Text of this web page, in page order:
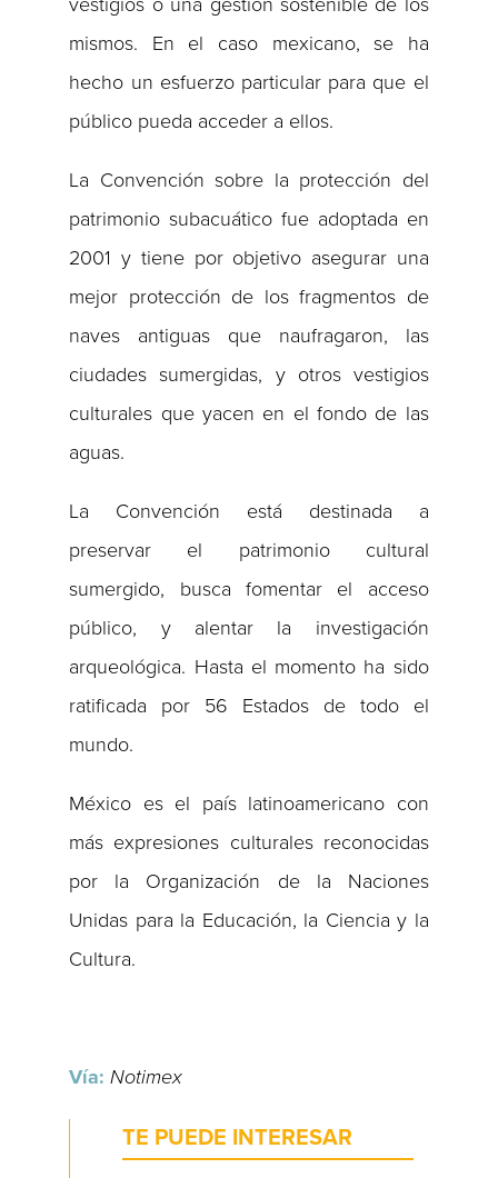
mismos. En el caso mexicano, se ha
hecho un esfuerzo particular para que el
público pueda acceder a ellos.
La Convención sobre la protección del
patrimonio subacuático fue adoptada en
2001 y tiene por objetivo asegurar una
mejor protección de los fragmentos de
naves antiguas que naufragaron, las
ciudades sumergidas, y otros vestigios
culturales que yacen en el fondo de las
aguas.
La Convención está destinada a
preservar el patrimonio cultural
sumergido, busca fomentar el acceso
público, y alentar la investigación
arqueológica. Hasta el momento ha sido
ratificada por 56 Estados de todo el
mundo.
México es el país latinoamericano con
más expresiones culturales reconocidas
por la Organización de la Naciones
Unidas para la Educación, la Ciencia y la
Cultura.
Vía:Notimex
TE PUEDE INTERESAR